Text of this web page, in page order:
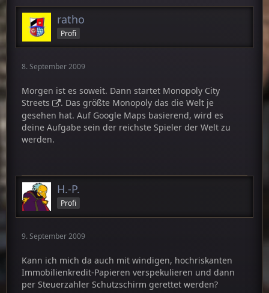
ratho
Profi
8. September 2009
Morgen ist es soweit. Dann startet Monopoly City
Streets
. Das größte Monopoly das die Welt je
gesehen hat. Auf Google Maps basierend, wird es
deine Aufgabe sein der reichste Spieler der Welt zu
werden.
H.-P.
Profi
9. September 2009
Kann ich mich da auch mit windigen, hochriskanten
Immobilienkredit-Papieren verspekulieren und dann
per Steuerzahler Schutzschirm gerettet werden?